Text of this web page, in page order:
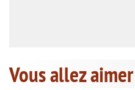
Vous allez aimer